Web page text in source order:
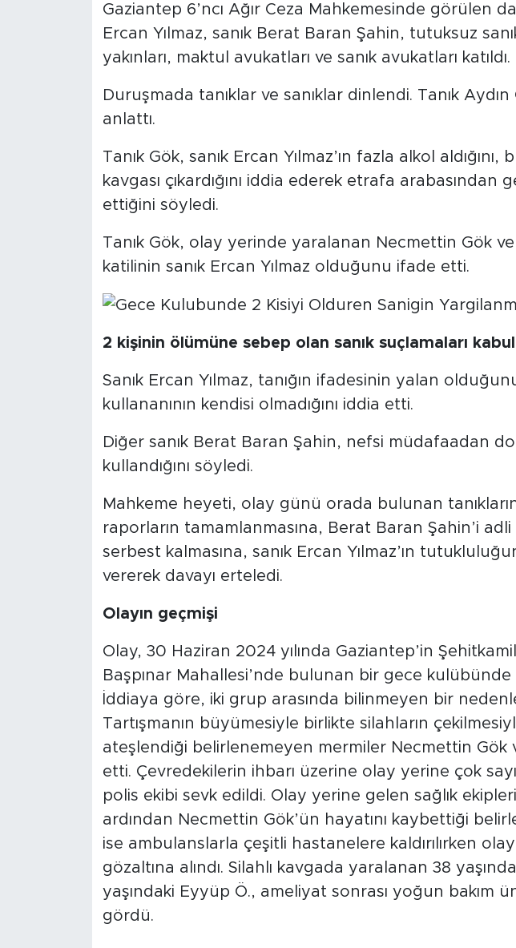
Gaziantep 6’ncı Ağır Ceza Mahkemesinde görülen
Ercan Yılmaz, sanık Berat Baran Şahin, tutuksuz
yakınları, maktul avukatları ve sanık avukatları katıldı.
Duruşmada tanıklar ve sanıklar dinlendi. Tanık
anlattı.
Tanık Gök, sanık Ercan Yılmaz’ın fazla alkol
kavgası çıkardığını iddia ederek etrafa arabasından
ettiğini söyledi.
Tanık Gök, olay yerinde yaralanan Necmettin Gök
katilinin sanık Ercan Yılmaz olduğunu ifade etti.
2 kişinin ölümüne sebep olan sanık suçlamaları
Sanık Ercan Yılmaz, tanığın ifadesinin yalan
kullananının kendisi olmadığını iddia etti.
Diğer sanık Berat Baran Şahin, nefsi müdafaadan
kullandığını söyledi.
Mahkeme heyeti, olay günü orada bulunan
raporların tamamlanmasına, Berat Baran Şahin’i
serbest kalmasına, sanık Ercan Yılmaz’ın
vererek davayı erteledi.
Olayın geçmişi
Olay, 30 Haziran 2024 yılında Gaziantep’in
Başpınar Mahallesi’nde bulunan bir gece
İddiaya göre, iki grup arasında bilinmeyen bir nedenle
Tartışmanın büyümesiyle birlikte silahların
ateşlendiği belirlenemeyen mermiler Necmettin Gök
etti. Çevredekilerin ihbarı üzerine olay yerine çok
polis ekibi sevk edildi. Olay yerine gelen sağlık
ardından Necmettin Gök’ün hayatını kaybettiği
ise ambulanslarla çeşitli hastanelere kaldırılırken
gözaltına alındı. Silahlı kavgada yaralanan 38
yaşındaki Eyyüp Ö., ameliyat sonrası yoğun bakım
gördü.